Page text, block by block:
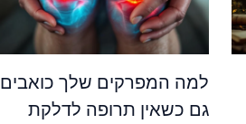
למה המפרקים שלך כואבים
גם כשאין תרופה לדלקת